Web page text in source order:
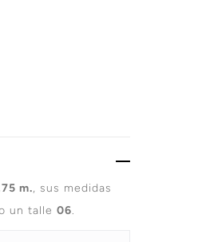
m., sus medidas
un talle 06.